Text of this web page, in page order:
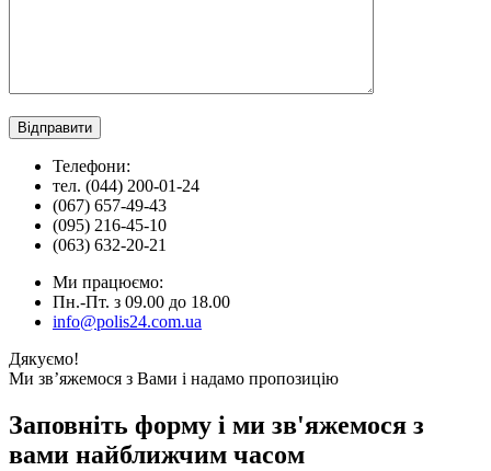
Телефони:
тел. (044) 200-01-24
(067) 657-49-43
(095) 216-45-10
(063) 632-20-21
Ми працюємо:
Пн.-Пт. з 09.00 до 18.00
info@polis24.com.ua
Дякуємо!
Ми зв’яжемося з Вами і надамо пропозицію
Заповніть форму і ми зв'яжемося з
вами найближчим часом